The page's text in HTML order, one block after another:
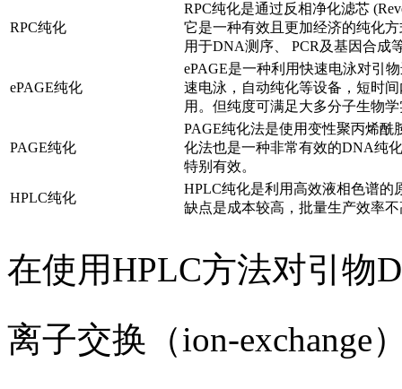
RPC纯化
RPC纯化是通过反相净化滤芯
它是一种有效且更加经济的纯化
用于DNA测序、 PCR及基因合成
ePAGE纯化
ePAGE是一种利用快速电泳对引
速电泳，自动纯化等设备，短时
用。但纯度可满足大多分子生物
PAGE纯化
PAGE纯化法是使用变性聚丙烯
化法也是一种非常有效的DNA纯
特别有效。
HPLC纯化
HPLC纯化是利用高效液相色谱
缺点是成本较高，批量生产效率
在使用HPLC方法对引物
离子交换（ion-exchange